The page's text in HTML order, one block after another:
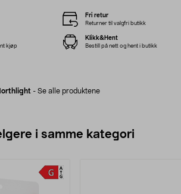
- Se alle produktene
Fri retur
Returner til valgfri butikk
kjøp
Klikk&Hent
Bestill på nett og hent i butikk
i samme kategori